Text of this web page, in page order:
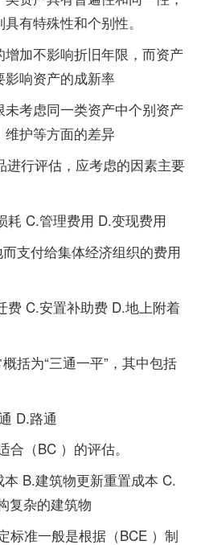
有特殊性和个别性。
加不影响折旧年限，而资产
响资产的成新率
考虑同一类资产中个别资产
护等方面的差异
行评估，应考虑的因素主要
C.管理费用 D.变现费用
付给集体经济组织的费用
C.安置补助费 D.地上附着
为“三通一平”，其中包括
D.路通
（BC ）的评估。
B.建筑物更新重置成本 C.
复杂的建筑物
准一般是根据（BCE ）制